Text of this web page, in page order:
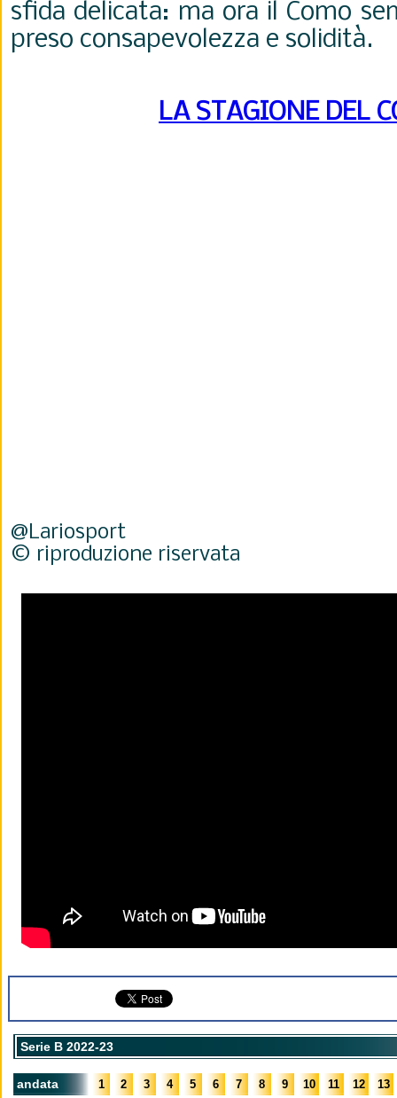
sfida delicata: ma ora il Como
preso consapevolezza e solidità.
LA STAGIONE DEL
@Lariosport
© riproduzione riservata
Serie B 2022-23
andata 1 2 3 4 5 6 7 8 9 10 11 12 13